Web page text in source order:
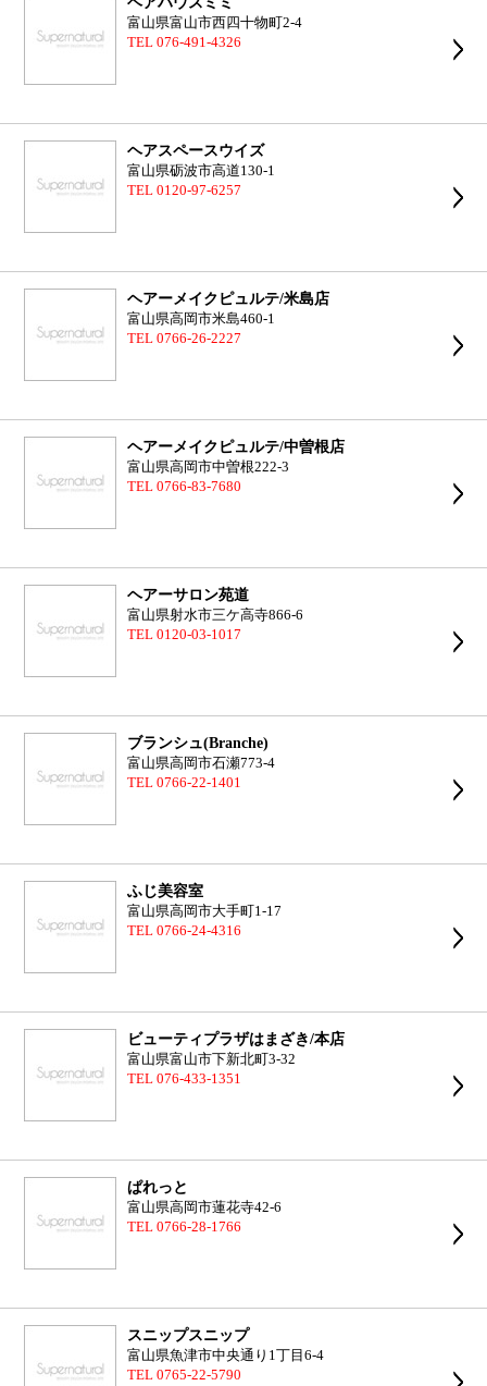
富山県富山市西四十物町2-4
TEL 076-491-4326
ヘアスペースウイズ
富山県砺波市高道130-1
TEL 0120-97-6257
ヘアーメイクピュルテ/米島店
富山県高岡市米島460-1
TEL 0766-26-2227
ヘアーメイクピュルテ/中曽根店
富山県高岡市中曽根222-3
TEL 0766-83-7680
ヘアーサロン苑道
富山県射水市三ケ高寺866-6
TEL 0120-03-1017
ブランシュ(Branche)
富山県高岡市石瀬773-4
TEL 0766-22-1401
ふじ美容室
富山県高岡市大手町1-17
TEL 0766-24-4316
ビューティプラザはまざき/本店
富山県富山市下新北町3-32
TEL 076-433-1351
ぱれっと
富山県高岡市蓮花寺42-6
TEL 0766-28-1766
スニップスニップ
富山県魚津市中央通り1丁目6-4
TEL 0765-22-5790